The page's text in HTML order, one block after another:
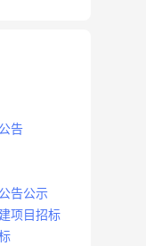
告
告公示
项目招标